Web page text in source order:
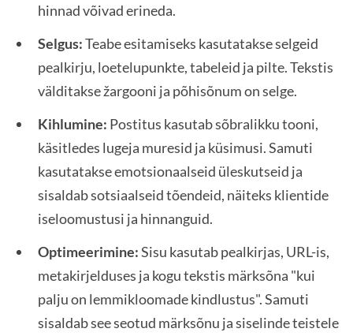
hinnad võivad erineda.
Selgus:Teabe esitamiseks kasutatakse selgeid
pealkirju, loetelupunkte, tabeleid ja pilte. Tekstis
välditakse žargooni ja põhisõnum on selge.
Kihlumine: Postitus kasutab sõbralikku tooni,
käsitledes lugeja muresid ja küsimusi. Samuti
kasutatakse emotsionaalseid üleskutseid ja
sisaldab sotsiaalseid tõendeid, näiteks klientide
iseloomustusi ja hinnanguid.
Optimeerimine:Sisu kasutab pealkirjas, URL-is,
metakirjelduses ja kogu tekstis märksõna "kui
palju on lemmikloomade kindlustus". Samuti
sisaldab see seotud märksõnu ja siselinde teistele